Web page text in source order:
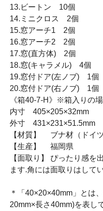
13.ビートン 10個
14.ミニクロス 2個
15.窓アーチ1 2個
16.窓アーチ2 2個
17.窓(直方体) 2個
18.窓(キャラメル) 4個
19.窓付ドア(左ノブ) 1個
20.窓付ドア(右ノブ) 1個
《箱40-7-H》※箱入りの
内寸 405×205×32mm
外寸 431×231×51.5mm
【材質】 ブナ材（ドイツ
【生産】 福岡県
【面取り】 ぴったり感を
ます.角には面取りはして
＊「40×20×40mm」とは
20mm×長さ40mm)を表し